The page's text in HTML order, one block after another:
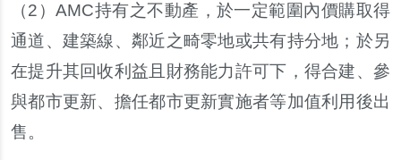
（2 ）AMC持有之不動產 ， 於一定範圍內價購取得
通道、 建築線 、鄰近之畸零地或共有持分地 ； 於另
在提升其回收利益且財務能力許可下 ， 得合建、參
與都市更新、 擔任都市更新實施者等加值利用後出
售。